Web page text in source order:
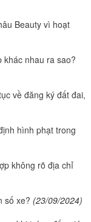
Beauty vì hoạt
nhau ra sao?
về đăng ký đất đai,
hình phạt trong
không rõ địa chỉ
số xe? (23/09/2024)